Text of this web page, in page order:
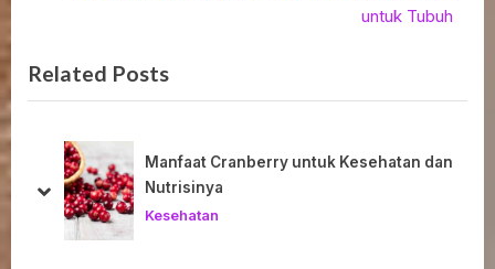
o
u
o
t
P
s
t
:
untuk Tubuh
Related Posts
Manfaat Cranberry untuk Kesehatan dan
Nutrisinya
Kesehatan
prev
next